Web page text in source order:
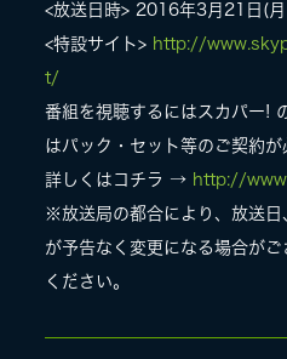
LIVE
SPECIAL SITE
<放送日時> 2016年3月21日(
<特設サイト> http://
t/
番組を視聴するにはスカパー!
はパック・セット等のご契約が
詳しくはコチラ → http://
※放送局の都合により、放送日
が予告なく変更になる場合が
ください。